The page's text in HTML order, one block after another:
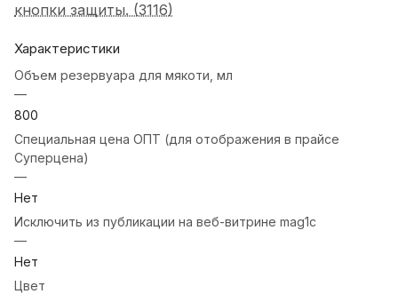
кнопки защиты. (3116)
Характеристики
Объем резервуара для мякоти, мл
—
800
Специальная цена ОПТ (для отображения в прайсе
Суперцена)
—
Нет
Исключить из публикации на веб-витрине mag1c
—
Нет
Цвет